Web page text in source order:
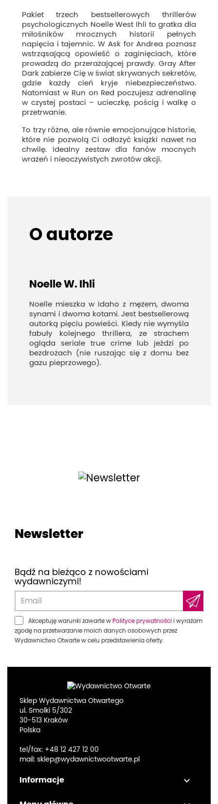
Pakiet trzech bestsellerowych thrillerów
psychologicznych Noelle West Ihli to gratka dla
miłośników mrocznych historii pełnych
napięcia i tajemnic. W Ask for Andrea poznasz
wstrząsającą opowieść o zaginięciach, które
prowadzą do przerażającej prawdy. Gray After
Dark zabierze Cię w świat skrywanych sekretów,
gdzie każdy cień kryje niebezpieczeństwo.
Natomiast w Run on Red poczujesz adrenalinę
w czystej postaci – ucieczkę, pościg i walkę o
przetrwanie.
To trzy różne, ale równie emocjonujące historie,
które nie pozwolą Ci odłożyć książki nawet na
chwilę. Idealny zestaw dla fanów mocnych
wrażeń i nieoczywistych zwrotów akcji.
O autorze
Noelle W. Ihli
Noelle mieszka w Idaho z mężem, dwoma
synami i dwoma kotami. Jest bestsellerową
autorką pięciu powieści. Kiedy nie wymyśla
fabuły kolejnego thrillera, ze strachem
ogląda seriale true crime lub jeździ po
bezdrożach (nie ruszając się z domu bez
gazu pieprzowego).
Newsletter
Bądź na bieżąco z nowościami
wydawniczymi!
Akceptuję warunki zawarte w Polityce prywatności i wyrażam
zgodę na przetwarzanie moich danych osobowych przez
Wydawnictwo Otwarte w celu przedstawienia oferty.
Sklep Wydawnictwa Otwartego
ul. Smolki 5/302
30-513 Kraków
Polska
tel/fax: +48 12 427 12 00
mail: sklep@wydawnictwootwarte.pl
Informacje 